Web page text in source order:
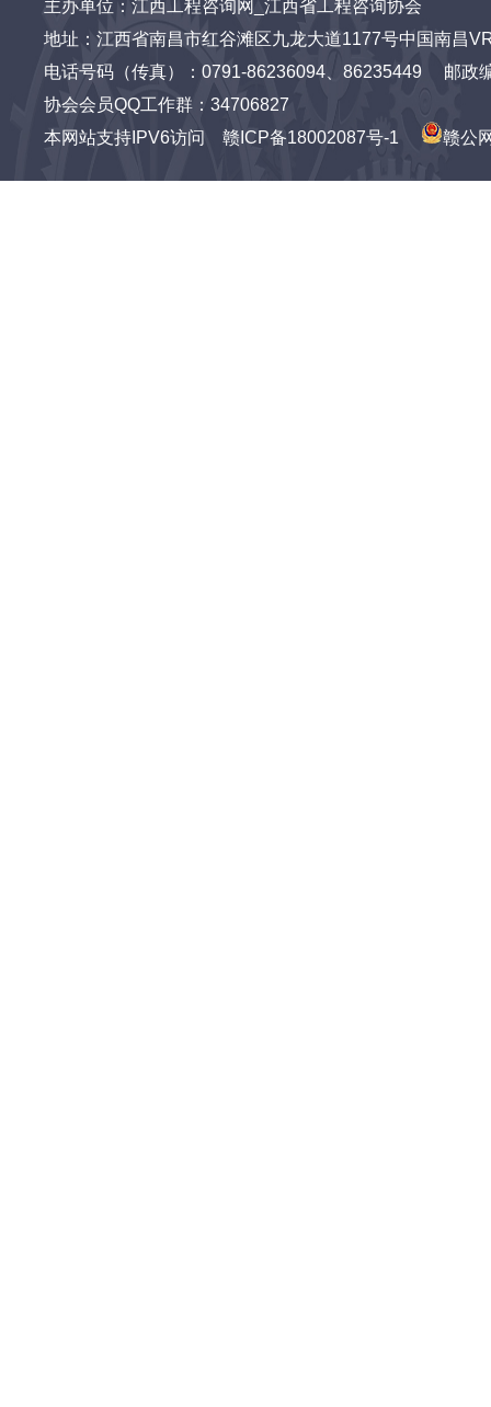
主办单位：江西工程咨询网_江西省工程咨询协会
地址：江西省南昌市红谷滩区九龙大道1177号中国南昌
电话号码（传真）：0791-86236094、86235449 邮
协会会员QQ工作群：34706827
本网站支持IPV6访问 赣ICP备18002087号-1 赣公